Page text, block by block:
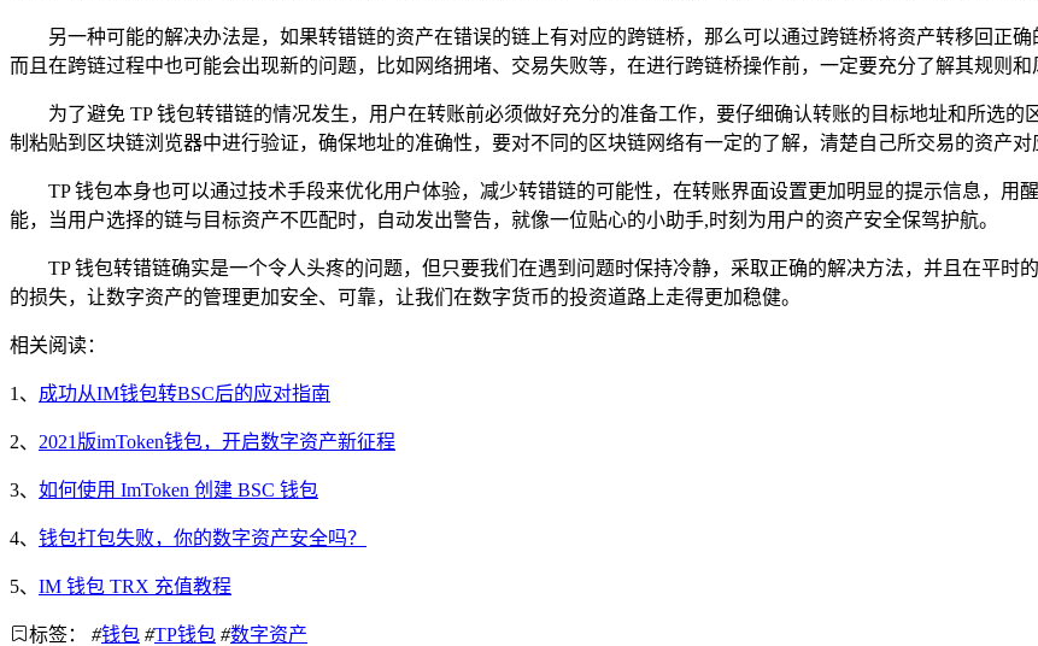
另一种可能的解决办法是，如果转错链的资产在错误的链上有对应的跨链桥，那么可以通过跨链桥将资产转移回正
而且在跨链过程中也可能会出现新的问题，比如网络拥堵、交易失败等，在进行跨链桥操作前，一定要充分了解其规则和
为了避免 TP 钱包转错链的情况发生，用户在转账前必须做好充分的准备工作，要仔细确认转账的目标地址和所选
制粘贴到区块链浏览器中进行验证，确保地址的准确性，要对不同的区块链网络有一定的了解，清楚自己所交易的资产对
TP 钱包本身也可以通过技术手段来优化用户体验，减少转错链的可能性，在转账界面设置更加明显的提示信息，用
能，当用户选择的链与目标资产不匹配时，自动发出警告，就像一位贴心的小助手,时刻为用户的资产安全保驾护航。
TP 钱包转错链确实是一个令人头疼的问题，但只要我们在遇到问题时保持冷静，采取正确的解决方法，并且在平
的损失，让数字资产的管理更加安全、可靠，让我们在数字货币的投资道路上走得更加稳健。
相关阅读：
1、 成功从IM钱包转BSC后的应对指南
2、 2021版imToken钱包，开启数字资产新征程
3、 如何使用 ImToken 创建 BSC 钱包
4、 钱包打包失败，你的数字资产安全吗？
5、 IM 钱包 TRX 充值教程
标签： #钱包 #TP钱包 #数字资产